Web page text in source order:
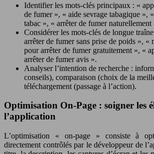
Identifier les mots-clés principaux : «
de fumer », « aide sevrage tabagique »,
tabac », « arrêter de fumer naturellement
Considérer les mots-clés de longue
arrêter de fumer sans prise de poids », «
pour arrêter de fumer gratuitement », «
arrêter de fumer avis ».
Analyser l’intention de recherche :
conseils), comparaison (choix de la
téléchargement (passage à l’action).
Optimisation On-Page : soigner les
l’application
L’optimisation « on-page » consiste à
directement contrôlés par le développeur de